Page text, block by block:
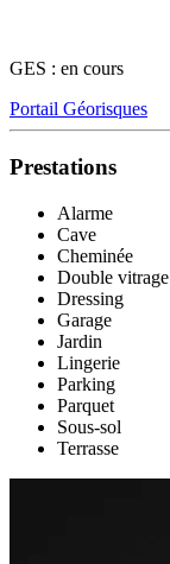
GES : en cours
Portail Géorisques
Prestations
Alarme
Cave
Cheminée
Double vitrage
Dressing
Garage
Jardin
Lingerie
Parking
Parquet
Sous-sol
Terrasse